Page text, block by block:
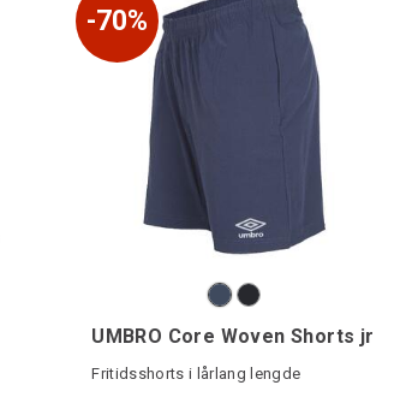
70%
UMBRO Core Woven Shorts jr
Fritidsshorts i lårlang lengde